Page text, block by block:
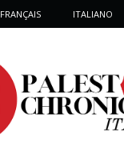
FRANÇAIS ITALIANO